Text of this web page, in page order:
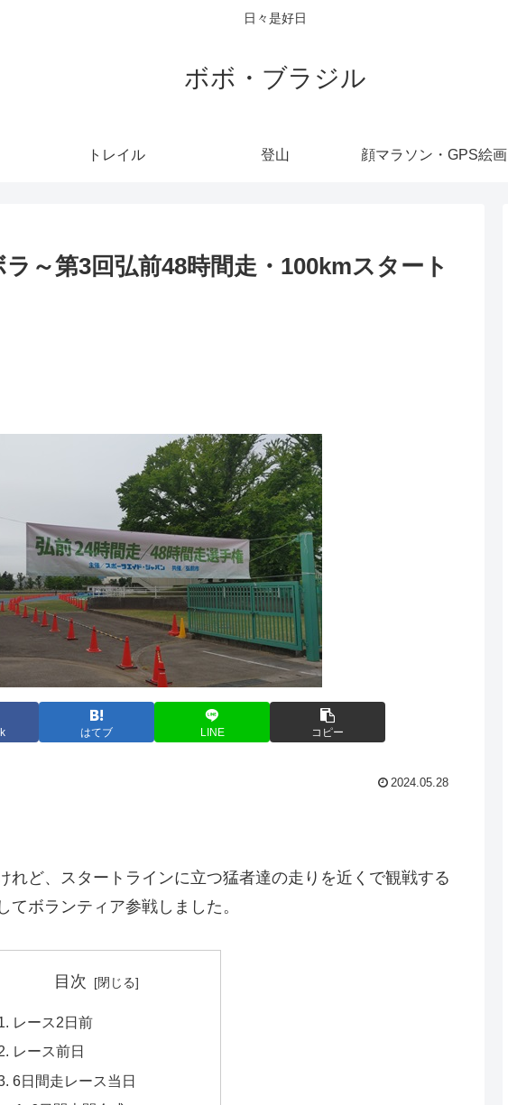
日々是好日
ボボ・ブラジル
トレイル 登山 顔マラソン・GPS絵画
～第3回弘前48時間走・100kmスタート
はてブ LINE コピー
2024.05.28
れど、スタートラインに立つ猛者達の走りを近くで観戦する
ボランティア参戦しました。
目次
レース2日前
レース前日
6日間走レース当日